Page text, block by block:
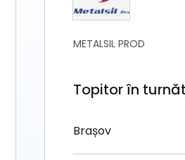
METALSIL PROD
Topitor în
Brașov